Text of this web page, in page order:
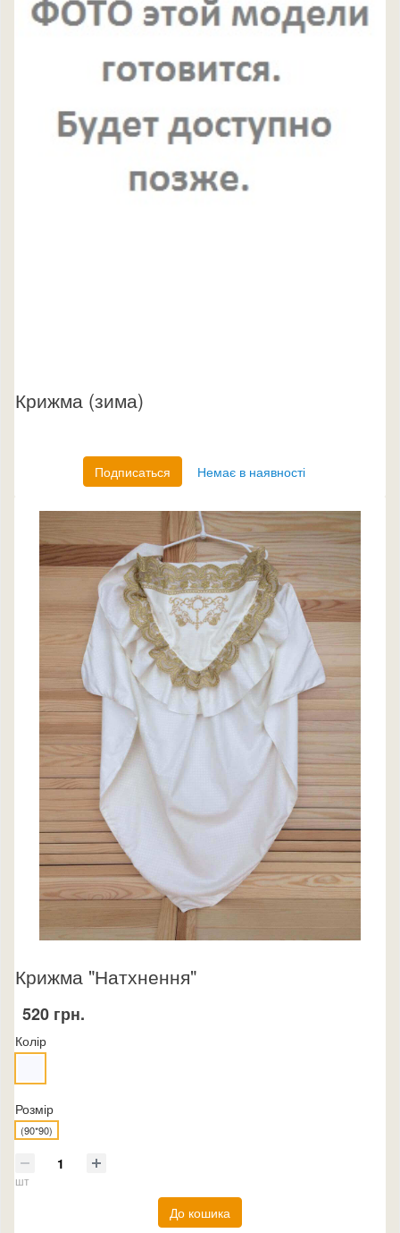
Крижма (зима)
Подписаться Немає в наявності
Крижма "Натхнення"
520 грн.
Колір
Розмір
(90*90)
шт
До кошика